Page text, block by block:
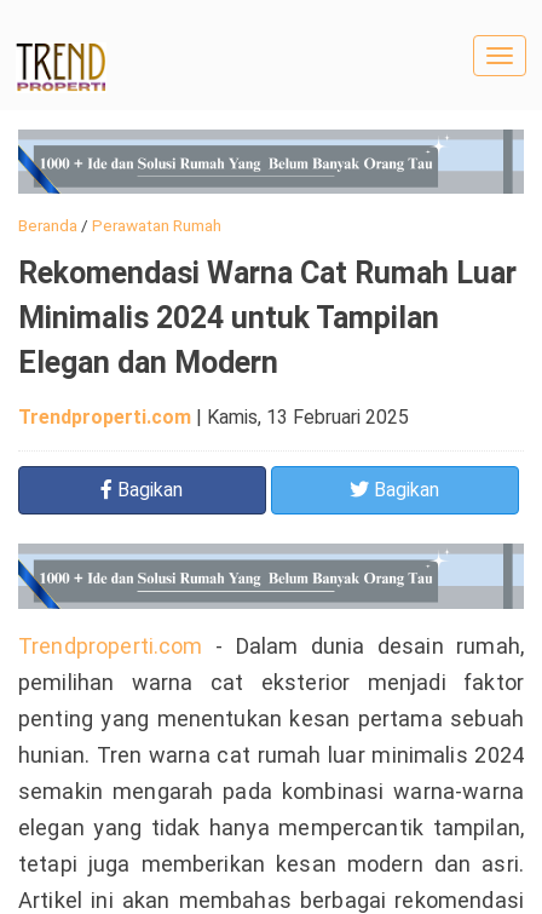
Beranda/ Perawatan Rumah
Rekomendasi Warna Cat Rumah Luar
Minimalis 2024 untuk Tampilan
Elegan dan Modern
Trendproperti.com Kamis, 13 Februari 2025
Bagikan Bagikan
Trendproperti.com - Dalam dunia desain rumah,
pemilihan warna cat eksterior menjadi faktor
penting yang menentukan kesan pertama sebuah
hunian. Tren warna cat rumah luar minimalis 2024
semakin mengarah pada kombinasi warna-warna
elegan yang tidak hanya mempercantik tampilan,
tetapi juga memberikan kesan modern dan asri.
Artikel ini akan membahas berbagai rekomendasi